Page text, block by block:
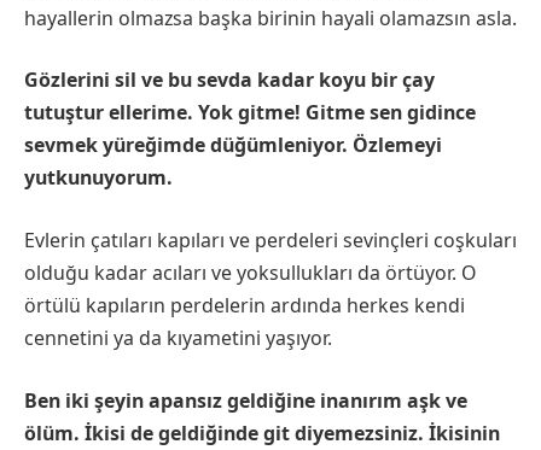
hayallerin olmazsa başka birinin hayali olamazsın asla.
Gözlerini sil ve bu sevda kadar koyu bir çay
tutuştur ellerime. Yok gitme! Gitme sen gidince
sevmek yüreğimde düğümleniyor. Özlemeyi
yutkunuyorum.
Evlerin çatıları kapıları ve perdeleri sevinçleri coşkuları
olduğu kadar acıları ve yoksullukları da örtüyor. O
örtülü kapıların perdelerin ardında herkes kendi
cennetini ya da kıyametini yaşıyor.
Ben iki şeyin apansız geldiğine inanırım aşk ve
ölüm. İkisi de geldiğinde git diyemezsiniz. İkisinin